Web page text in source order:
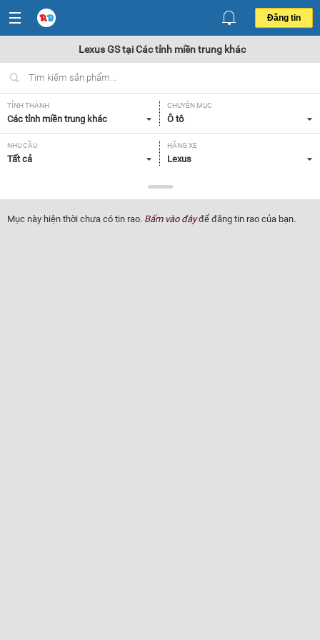
Đăng tin
Lexus GS tại Các tỉnh miền trung khác
TỈNH THÀNH
Các tỉnh miền trung khác
CHUYÊN MỤC
Ô tô
NHU CẦU
Tất cả
HÃNG XE
Lexus
GS
NĂM SẢN XUẤT
Tất cả
GIÁ XE XUẤT XỨ
Mục này hiện thời chưa có tin rao. Bấm vào đâyđể đăng tin rao của bạn.